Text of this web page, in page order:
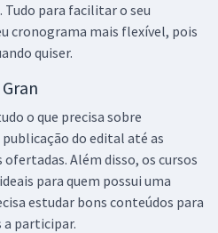
Tudo para facilitar o seu
cronograma mais flexível, pois
quiser.
o que precisa sobre
do edital até as
Além disso, os cursos
para quem possui uma
estudar bons conteúdos para
a participar.